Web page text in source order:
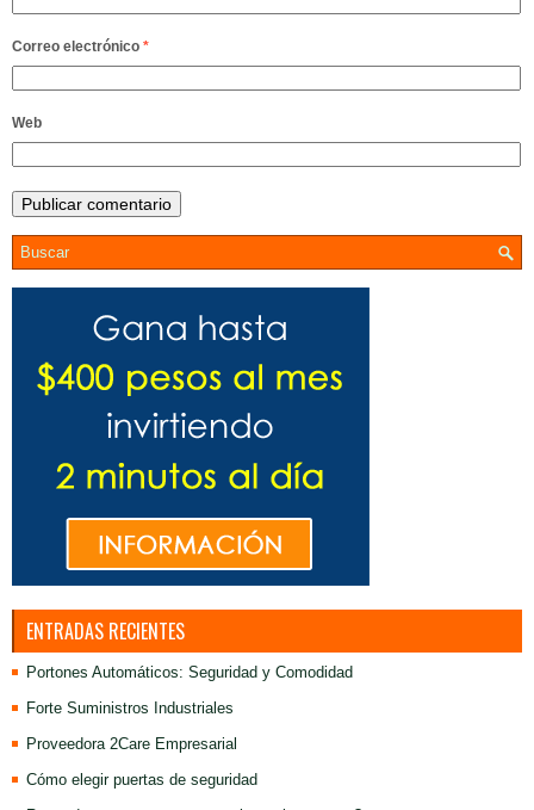
Correo electrónico *
Web
ENTRADAS RECIENTES
Portones Automáticos: Seguridad y Comodidad
Forte Suministros Industriales
Proveedora 2Care Empresarial
Cómo elegir puertas de seguridad